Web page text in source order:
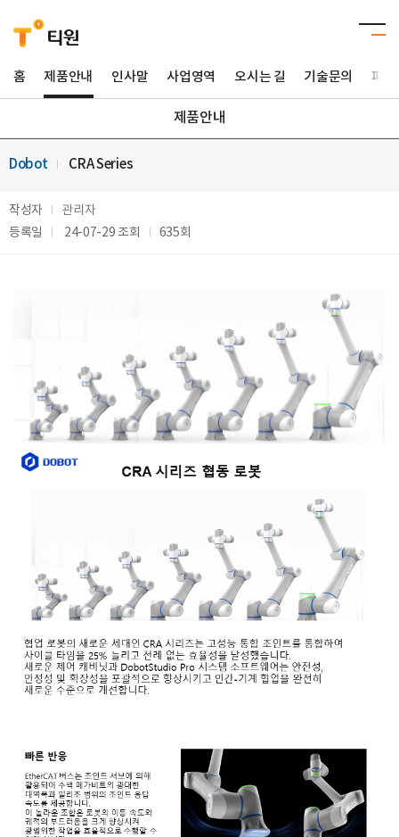
홈 제품안내 인사말 사업영역 오시는 길 기술문의 파트
제품안내
Dobot CRA Series
작성자
관리자
등록일
24-07-29조회 635회